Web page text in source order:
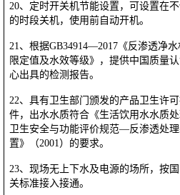
20、定时开关机节能设置，可设置在
的时段关机，使用前自动开机。
21、根据GB34914—2017《反渗透净
限定值及水效等级》，提供中国质量
心出具的检测报告。
22、具有卫生部门颁发的产品卫生许
件，出水水质符合《生活饮用水水质
卫生安全与功能评价规范—反渗透处
置》（2001）的要求。
23、现场无上下水及电源的场所，按
关标准接入接通。